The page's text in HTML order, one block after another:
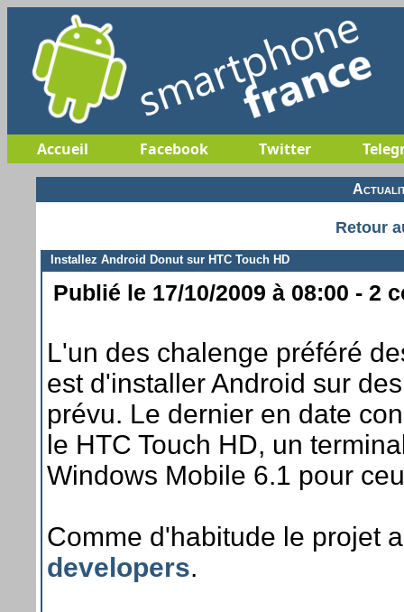
Accueil Facebook Twitter
Retour
Installez Android Donut sur HTC Touch HD
Publié le 17/10/2009 à 08:00 - 2
L'un des chalenge préféré
est d'installer Android sur
prévu. Le dernier en date
le HTC Touch HD, un
Windows Mobile 6.1 pour
Comme d'habitude le projet
developers.